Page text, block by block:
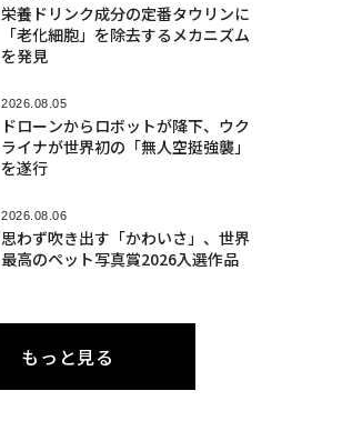
栄養ドリンク成分の定番タウリンに
「老化細胞」を除去するメカニズム
を発見
2026.08.05
ドローンからロボットが降下、ウク
ライナが世界初の「無人空挺強襲」
を遂行
2026.08.06
思わず吹き出す「かわいさ」、世界
最高のペット写真賞2026入選作品
もっと見る